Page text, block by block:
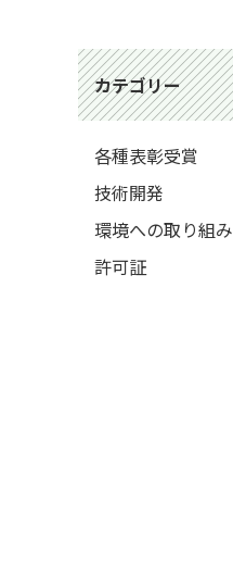
カテゴリー
各種表彰受賞
技術開発
環境への取り組み
許可証